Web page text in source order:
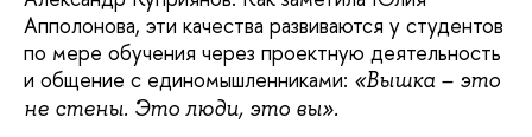
Апполонова, эти качества развиваются у студентов
по мере обучения через проектную деятельность
и общение с единомышленниками: «Вышка – это
не стены. Это люди, это вы».